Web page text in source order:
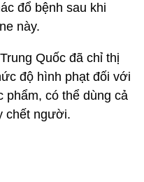
đổ bệnh sau khi
này.
Quốc đã chỉ thị
độ hình phạt đối với
phẩm, có thể dùng cả
chết người.